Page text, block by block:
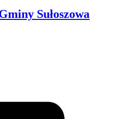
Sułoszowa